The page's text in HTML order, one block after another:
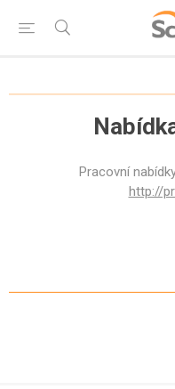
Pracovní
http://